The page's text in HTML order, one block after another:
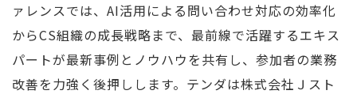
ァレンスでは、AI活用による問い合わせ対応の効率化
からCS組織の成長戦略まで、最前線で活躍するエキス
パートが最新事例とノウハウを共有し、参加者の業務
改善を力強く後押しします。テンダは株式会社Ｊスト